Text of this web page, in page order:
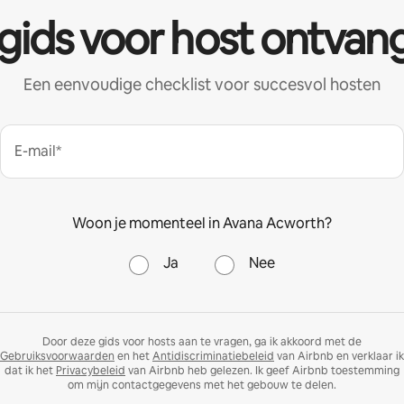
voor host
Een eenvoudige checklist voor succesvol hosten
E-mail*
Woon je momenteel in Avana Acworth?
Ja Nee
Door deze gids voor hosts aan te vragen, ga ik akkoord met de
Gebruiksvoorwaarden en hetAntidiscriminatiebeleid van Airbnb en verklaar ik
dat ik het Privacybeleid van Airbnb heb gelezen. Ik geef Airbnb toestemming
om mijn contactgegevens met het gebouw te delen.